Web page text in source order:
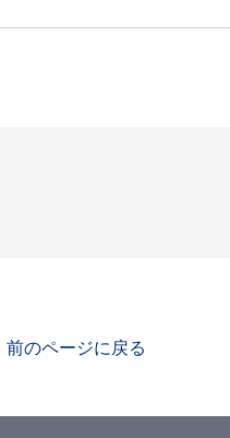
前のページに戻る